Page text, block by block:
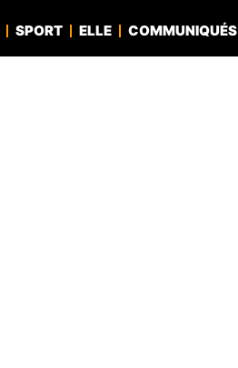
SPORT ELLE COMMUNIQUÉS